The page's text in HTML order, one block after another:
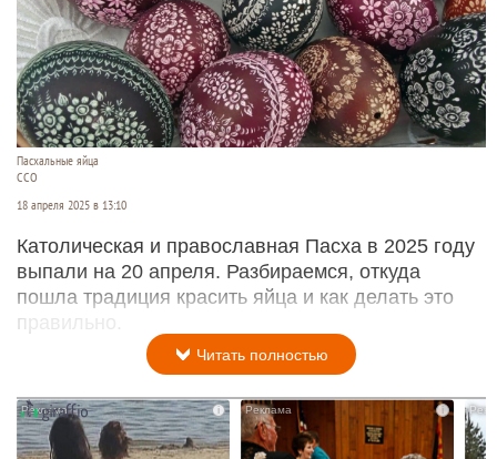
Пасхальные яйца
ССО
18 апреля 2025 в 13:10
Католическая и православная Пасха в 2025 году
выпали на 20 апреля. Разбираемся, откуда
пошла традиция красить яйца и как делать это
правильно.
Читать полностью
i i